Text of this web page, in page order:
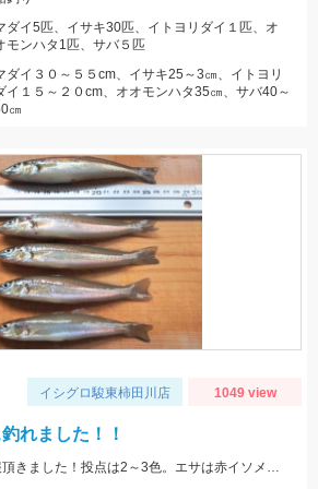
ダイ5匹、イサキ30匹、イトヨリダイ１匹、オ
モンハタ1匹、サバ５匹
ダイ３０～５５cm、イサキ25～3㎝、イトヨリ
イ１５～２０cm、オオモンハタ35㎝、サバ40～
㎝
イシグロ駿東柿田川店 1049 view
れました！！
常連のお客様から釣果情報頂きました！投点は2～3色。エサは赤イソメを使用。